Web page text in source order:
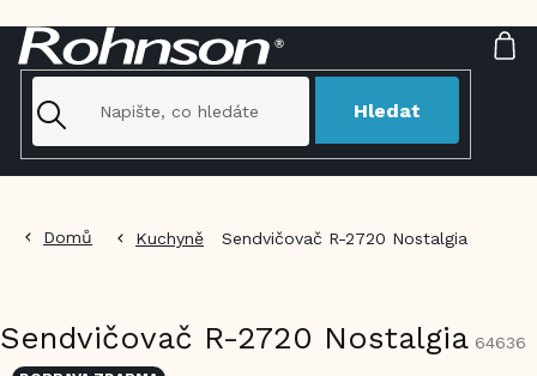
Hledat
Domů Kuchyně Sendvičovač R-2720 Nostalgia
Sendvičovač R-2720 Nostalgia 64636